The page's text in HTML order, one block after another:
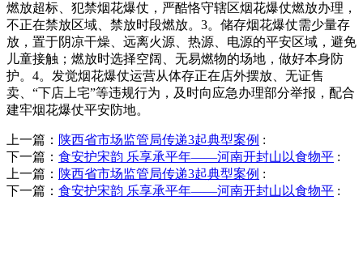
燃放超标、犯禁烟花爆仗，严酷恪守辖区烟花爆仗燃放办理，
不正在禁放区域、禁放时段燃放。3。储存烟花爆仗需少量存
放，置于阴凉干燥、远离火源、热源、电源的平安区域，避免
儿童接触；燃放时选择空阔、无易燃物的场地，做好本身防
护。4。发觉烟花爆仗运营从体存正在店外摆放、无证售
卖、“下店上宅”等违规行为，及时向应急办理部分举报，配合
建牢烟花爆仗平安防地。
上一篇： 陕西省市场监管局传递3起典型案例 :
下一篇： 食安护宋韵 乐享承平年——河南开封山以食物平 :
上一篇： 陕西省市场监管局传递3起典型案例 :
下一篇： 食安护宋韵 乐享承平年——河南开封山以食物平 :